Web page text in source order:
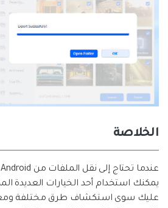
الخلاصة
يمكنك استخدام أحد الخيارات العديدة
عليك سوى استكشاف طرق مختلفة